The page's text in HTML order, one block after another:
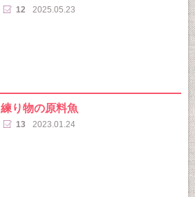
12 2025.05.23
練り物の原料魚
13 2023.01.24